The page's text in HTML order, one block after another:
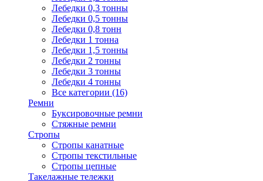
Лебедки 0,3 тонны
Лебедки 0,5 тонны
Лебедки 0,8 тонн
Лебедки 1 тонна
Лебедки 1,5 тонны
Лебедки 2 тонны
Лебедки 3 тонны
Лебедки 4 тонны
Все категории (16)
Ремни
Буксировочные ремни
Стяжные ремни
Стропы
Стропы канатные
Стропы текстильные
Стропы цепные
Такелажные тележки